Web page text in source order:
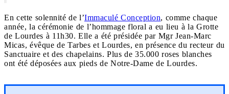
En cette solennité de l’Immaculé Conception, comme chaque
année, la cérémonie de l’hommage floral a eu lieu à la Grotte
de Lourdes à 11h30. Elle a été présidée par Mgr Jean-Marc
Micas, évêque de Tarbes et Lourdes, en présence du recteur du
Sanctuaire et des chapelains. Plus de 35.000 roses blanches
ont été déposées aux pieds de Notre-Dame de Lourdes.